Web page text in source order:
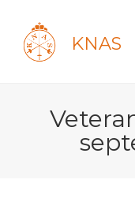
KNAS
Login
Bond
Schermen